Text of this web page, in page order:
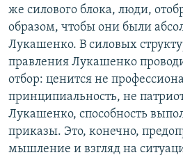
же силового блока, люди,
образом, чтобы они были
Лукашенко. В силовых
правления Лукашенко
отбор: ценится не
принципиальность, не
Лукашенко, способность
приказы. Это, конечно,
мышление и взгляд на